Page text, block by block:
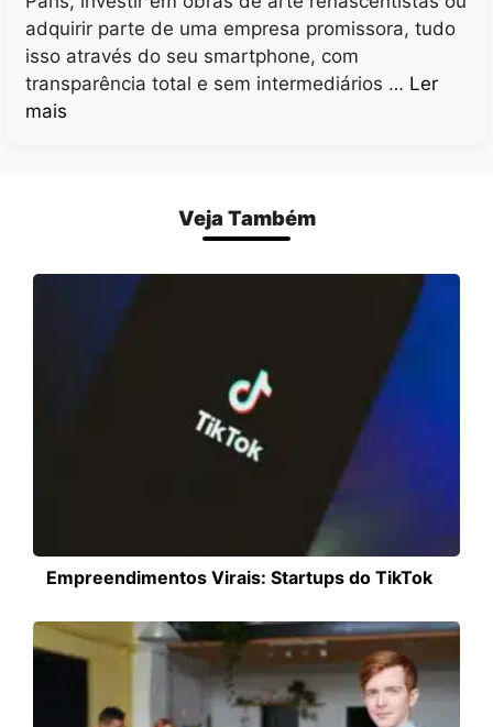
adquirir parte de uma empresa promissora, tudo
isso através do seu smartphone, com
transparência total e sem intermediários … Ler
mais
Veja Também
Empreendimentos Virais: Startups do TikTok